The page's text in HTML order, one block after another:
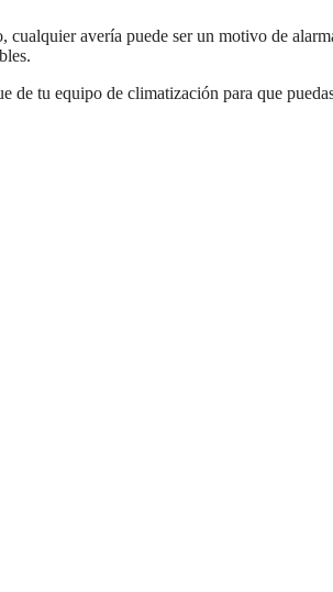
avería puede ser un motivo de
de tu equipo de climatización para que